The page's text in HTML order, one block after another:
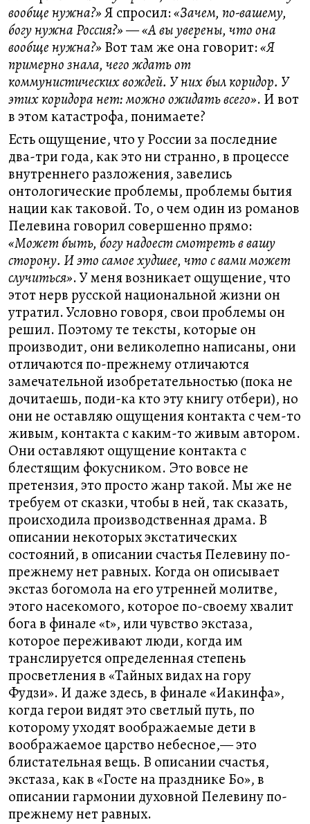
вообще нужна?»Я спросил:«Зачем, по-вашему,
богу нужна Россия?»—«А вы уверены, что она
вообще нужна?» Вот там же она говорит:«Я
примерно знала, чего ждать от
коммунистических вождей. У них был коридор. У
этих коридора нет: можно ожидать всего». И вот
в этом катастрофа, понимаете?
Есть ощущение, что у России за последние
два-три года, как это ни странно, в процессе
внутреннего разложения, завелись
онтологические проблемы, проблемы бытия
нации как таковой. То, о чем один из романов
Пелевина говорил совершенно прямо:
«Может быть, богу надоест смотреть в вашу
сторону. И это самое худшее, что с вами может
случиться». У меня возникает ощущение, что
этот нерв русской национальной жизни он
утратил. Условно говоря, свои проблемы он
решил. Поэтому те тексты, которые он
производит, они великолепно написаны, они
отличаются по-прежнему отличаются
замечательной изобретательностью (пока не
дочитаешь, поди-ка кто эту книгу отбери), но
они не оставляю ощущения контакта с чем-то
живым, контакта с каким-то живым автором.
Они оставляют ощущение контакта с
блестящим фокусником. Это вовсе не
претензия, это просто жанр такой. Мы же не
требуем от сказки, чтобы в ней, так сказать,
происходила производственная драма. В
описании некоторых экстатических
состояний, в описании счастья Пелевину по-
прежнему нет равных. Когда он описывает
экстаз богомола на его утренней молитве,
этого насекомого, которое по-своему хвалит
бога в финале «t», или чувство экстаза,
которое переживают люди, когда им
транслируется определенная степень
просветления в «Тайных видах на гору
Фудзи». И даже здесь, в финале «Иакинфа»,
когда герои видят это светлый путь, по
которому уходят воображаемые дети в
воображаемое царство небесное,— это
блистательная вещь. В описании счастья,
экстаза, как в «Госте на празднике Бо», в
описании гармонии духовной Пелевину по-
прежнему нет равных.